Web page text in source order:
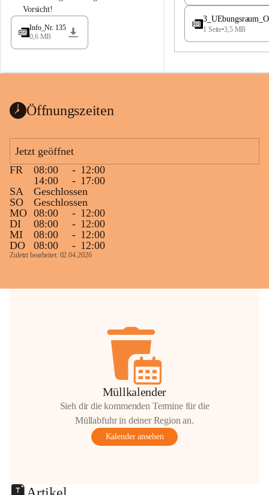
d
l
a
Vorsicht!
Info_Nr. 135
0,6 MB
e
a
1 Seite•3,5 MB
Öffnungszeiten
Jetzt geöffnet
FR
08:00 - 12:00
14:00
- 17:00
SA
Geschlossen
SO
Geschlossen
MO 08:00 - 12:00
DI
08:00 - 12:00
MI
08:00 - 12:00
DO
08:00 - 12:00
Zuletzt bearbeitet: 02.04.2026
Müllkalender
Sieh dir die kommenden Termine für die
Müllabfuhr in deiner Region an.
Kalender ansehen